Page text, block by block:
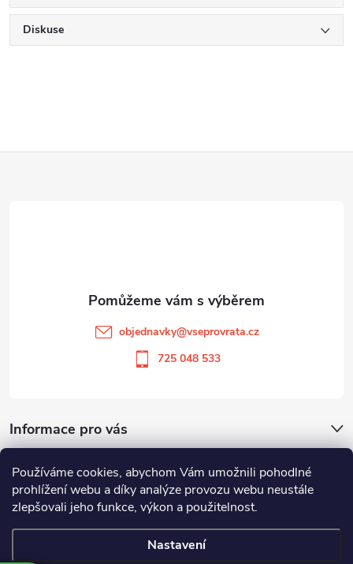
Používáme cookies, abychom Vám umožnili pohodlné
prohlížení webu a díky analýze provozu webu neustále
zlepšovali jeho funkce, výkon a použitelnost.
Nastavení
Diskuse
objednavky@vseprovrata.cz
725 048 533
Informace pro vás
Odstoupit od smlouvy